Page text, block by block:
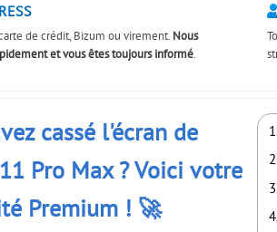
de crédit, Bizum ou virement. Nous
et vous êtes toujours informé.
cassé l'écran de
Pro Max ? Voici votre
Premium ! 🚀